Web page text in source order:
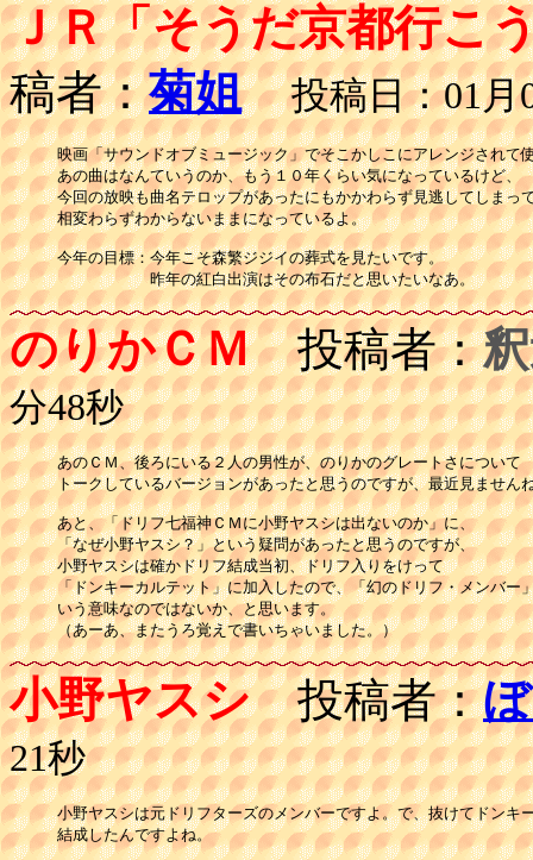
ＪＲ「そうだ京都行こ
稿者：菊姐 投稿日：01月
映画「サウンドオブミュージック」でそこかしこにアレンジされて
あの曲はなんていうのか、もう１０年くらい気になっているけど、
今回の放映も曲名テロップがあったにもかかわらず見逃してしまっ
相変わらずわからないままになっているよ。
今年の目標：今年こそ森繁ジジイの葬式を見たいです。
のりかＣＭ投稿者：
分48秒
あのＣＭ、後ろにいる２人の男性が、のりかのグレートさについて
トークしているバージョンがあったと思うのですが、最近見ません
あと、「ドリフ七福神ＣＭに小野ヤスシは出ないのか」に、
「なぜ小野ヤスシ？」という疑問があったと思うのですが、
小野ヤスシは確かドリフ結成当初、ドリフ入りをけって
「ドンキーカルテット」に加入したので、「幻のドリフ・メンバー
いう意味なのではないか、と思います。
（あーあ、またうろ覚えで書いちゃいました。）
小野ヤスシ投稿者：
21秒
小野ヤスシは元ドリフターズのメンバーですよ。で、抜けてドンキ
結成したんですよね。